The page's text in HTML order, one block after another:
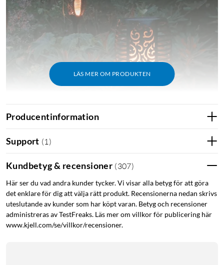
LÄS MER OM PRODUKTEN
Facklan är helt trådlös och via en inbyggd solpanel laddas ett
internt batteri via solenergi. Tänds automatiskt vid
solnedgång och släcker sig själv vid soluppgång. Är IP44-
klassad och lämplig för utomhusbruk. Mått: Ø12x78 cm.
Utomhusbelysning Utomhuslampa Solcellslampa
Belysning med solceller
Producentinformation
Support (1 )
Kundbetyg & recensioner (307)
Här ser du vad andra kunder tycker. Vi visar alla betyg för att göra
det enklare för dig att välja rätt produkt. Recensionerna nedan skrivs
uteslutande av kunder som har köpt varan. Betyg och recensioner
administreras av TestFreaks. Läs mer om villkor för publicering här
www.kjell.com/se/villkor/recensioner.